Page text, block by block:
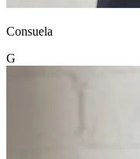
Consuela
G